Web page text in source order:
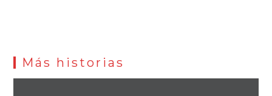
Más historias